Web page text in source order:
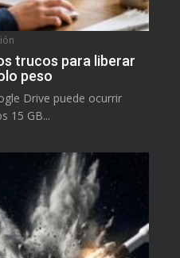
trucos para liberar
peso
Drive puede ocurrir
15 GB...